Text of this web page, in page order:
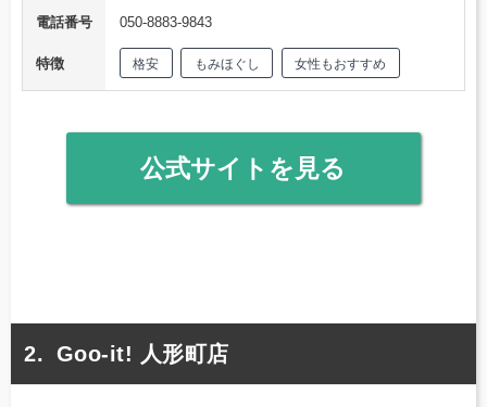
電話番号
050-8883-9843
特徴 格安 もみほぐし 女性もおすすめ
公式サイトを見る
Goo-it! 人形町店